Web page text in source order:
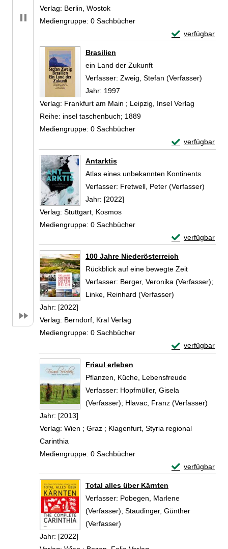
Verlag: Berlin, Wostok
Mediengruppe: 0 Sachbücher
verfügbar
Exemplar-
Brasilien
ein Land der Zukunft
Verfasser: Zweig, Stefan (Verfasser)
Jahr: 1997
Verlag: Frankfurt am Main ; Leipzig, Insel Verlag
Reihe: insel taschenbuch; 1889
Mediengruppe: 0 Sachbücher
verfügbar
Exemplar-
Antarktis
Atlas eines unbekannten Kontinents
Verfasser: Fretwell, Peter (Verfasser)
Jahr: [2022]
Verlag: Stuttgart, Kosmos
Mediengruppe: 0 Sachbücher
verfügbar
Exemplar-
100 Jahre Niederösterreich
Rückblick auf eine bewegte Zeit
Verfasser: Berger, Veronika (Verfasser);
Linke, Reinhard (Verfasser)
Jahr: [2022]
Verlag: Berndorf, Kral Verlag
Mediengruppe: 0 Sachbücher
verfügbar
Exemplar-
Friaul erleben
Pflanzen, Küche, Lebensfreude
Verfasser: Hopfmüller, Gisela
(Verfasser); Hlavac, Franz (Verfasser)
Jahr: [2013]
Verlag: Wien ; Graz ; Klagenfurt, Styria regional
Carinthia
Mediengruppe: 0 Sachbücher
verfügbar
Exemplar-
Total alles über Kärnten
Verfasser: Pobegen, Marlene
(Verfasser); Staudinger, Günther
(Verfasser)
Jahr: [2022]